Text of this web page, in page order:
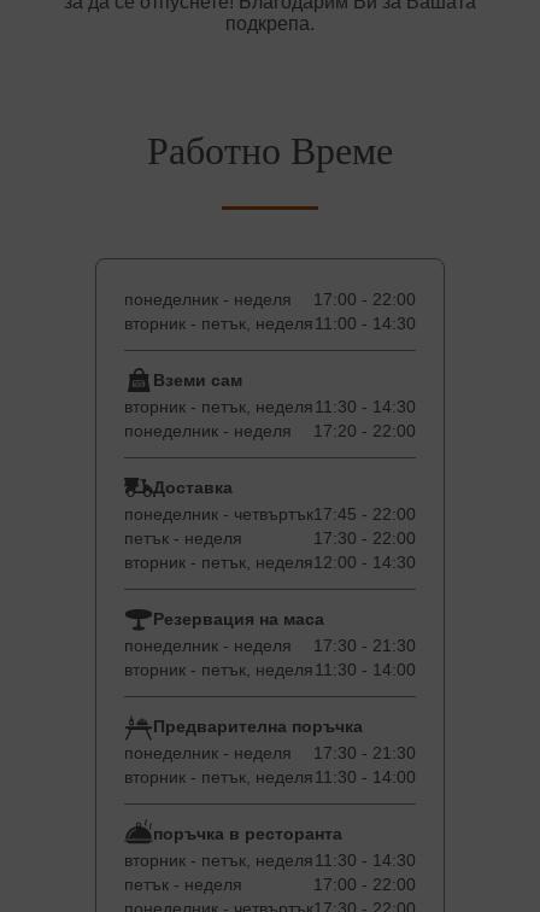
подкрепа.
Работно Време
понеделник - неделя
17:00 - 22:00
вторник - петък, неделя11:00 - 14:30
Вземи сам
вторник - петък, неделя11:30 - 14:30
понеделник - неделя
17:20 - 22:00
Доставка
понеделник - четвъртък17:45 - 22:00
петък - неделя
17:30 - 22:00
вторник - петък, неделя12:00 - 14:30
Резервация на маса
понеделник - неделя
17:30 - 21:30
вторник - петък, неделя11:30 - 14:00
Предварителна поръчка
понеделник - неделя
17:30 - 21:30
вторник - петък, неделя11:30 - 14:00
поръчка в ресторанта
вторник - петък, неделя11:30 - 14:30
петък - неделя
17:00 - 22:00
понеделник - четвъртък17:30 - 22:00